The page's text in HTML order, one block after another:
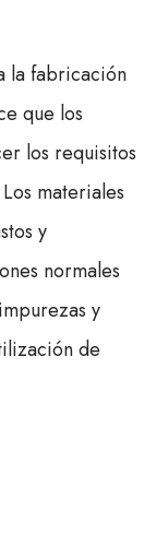
la fabricación
que los
los requisitos
materiales
y
normales
y
de